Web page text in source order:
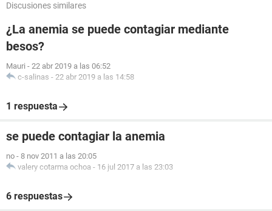
Discusiones similares
¿La anemia se puede contagiar mediante
besos?
Mauri - 22 abr 2019 a las 06:52
c-salinas - 22 abr 2019 a las 14:58
1 respuesta
se puede contagiar la anemia
no - 8 nov 2011 a las 20:05
valery cotarma ochoa - 16 jul 2017 a las 23:03
6 respuestas